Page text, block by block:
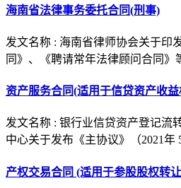
海南省法律事务委托合同(刑事)
发文名称 : 海南省律师协会关于
同》、《聘请常年法律顾问合同》
资产服务合同(适用于信贷资产收
发文名称 : 银行业信贷资产登记流
中心关于发布《主协议》（2021
产权交易合同 (适用于参股股权转